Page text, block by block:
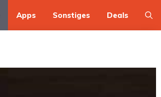
Apps Sonstiges Deals